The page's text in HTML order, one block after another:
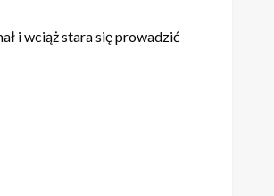
i wciąż stara się prowadzić